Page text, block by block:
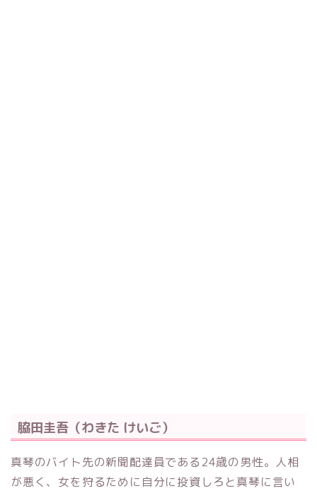
脇田圭吾（わきた けいご）
真琴のバイト先の新聞配達員である24歳の男性。人相
が悪く、女を狩るために自分に投資しろと真琴に言い